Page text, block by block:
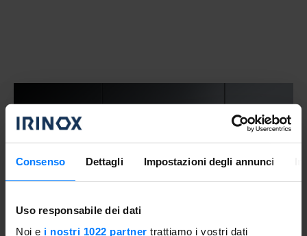
Consenso Dettagli Impostazioni degli annunci
Uso responsabile dei dati
Noi e i nostri 1022 partner trattiamo i vostri dati